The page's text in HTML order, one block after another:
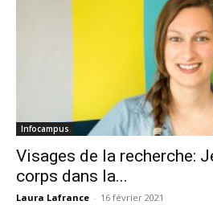
Infocampus
Visages de la recherche:
corps dans la...
Laura Lafrance - 16 février 2021